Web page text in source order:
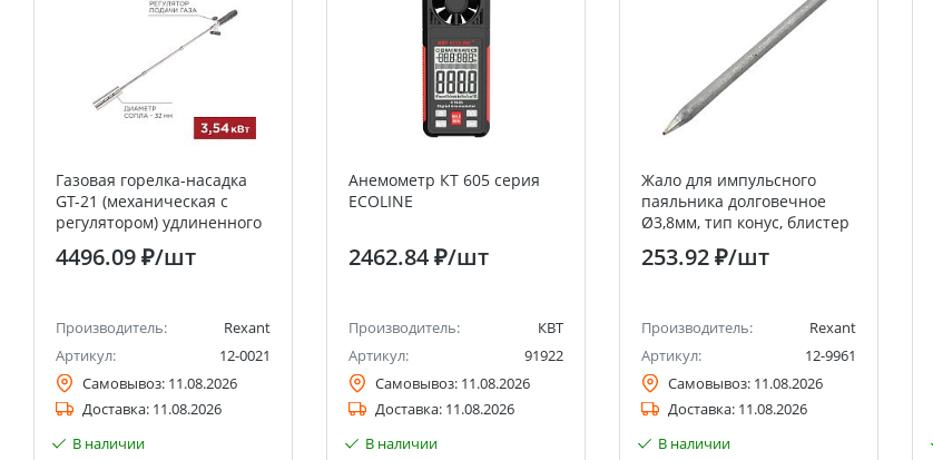
Газовая горелка-насадка
GT-21 (механическая с
регулятором) удлиненного
типа REXANT
4496.09 ₽/шт
Производитель:
Rexant
Артикул:
12-0021
Самовывоз: 11.08.2026
Доставка: 11.08.2026
В наличии
Анемометр КТ 605 серия
ECOLINE
2462.84 ₽/шт
Производитель:
КВТ
Артикул:
91922
Самовывоз: 11.08.2026
Доставка: 11.08.2026
В наличии
Жало для импульсного
паяльника долговечное
Ø3,8мм, тип конус, блистер
253.92 ₽/шт
Производитель:
Rexant
Артикул:
12-9961
Самовывоз: 11.08.2026
Доставка: 11.08.2026
В наличии